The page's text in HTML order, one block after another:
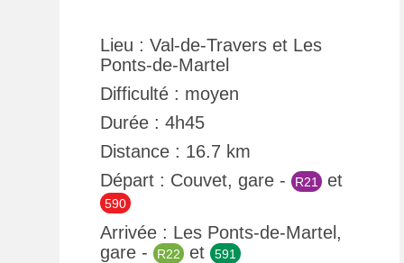
Lieu : Val-de-Travers et Les
Ponts-de-Martel
Difficulté : moyen
Durée : 4h45
Distance : 16.7 km
Départ : Couvet, gare - R21 et
590
Arrivée : Les Ponts-de-Martel,
gare - R22 et 591